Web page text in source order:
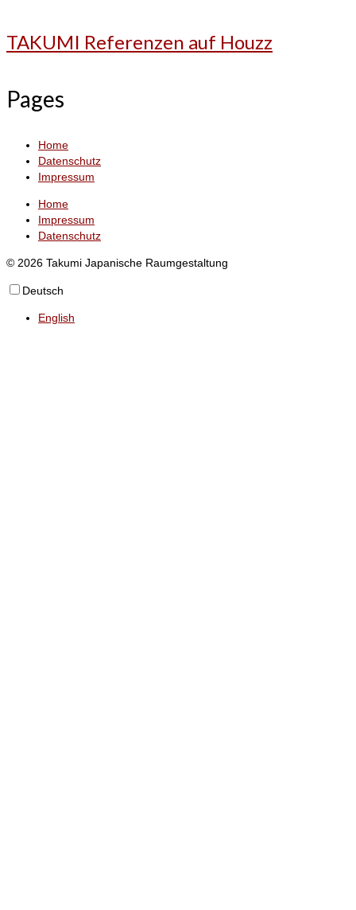
TAKUMI Referenzen auf Houzz
Pages
Home
Datenschutz
Impressum
Home
Impressum
Datenschutz
© 2026 Takumi Japanische Raumgestaltung
Deutsch
English